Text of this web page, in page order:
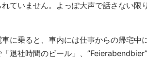
ていません。よっぽ大声で話さない限
に乗ると、車内には仕事からの帰宅中
退社時間のビール」、